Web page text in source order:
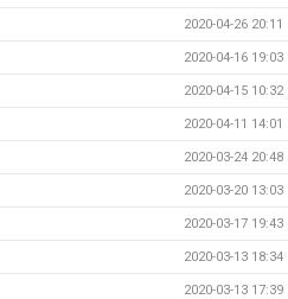
2020-04-26 20:11
2020-04-16 19:03
2020-04-15 10:32
2020-04-11 14:01
2020-03-24 20:48
2020-03-20 13:03
2020-03-17 19:43
2020-03-13 18:34
2020-03-13 17:39